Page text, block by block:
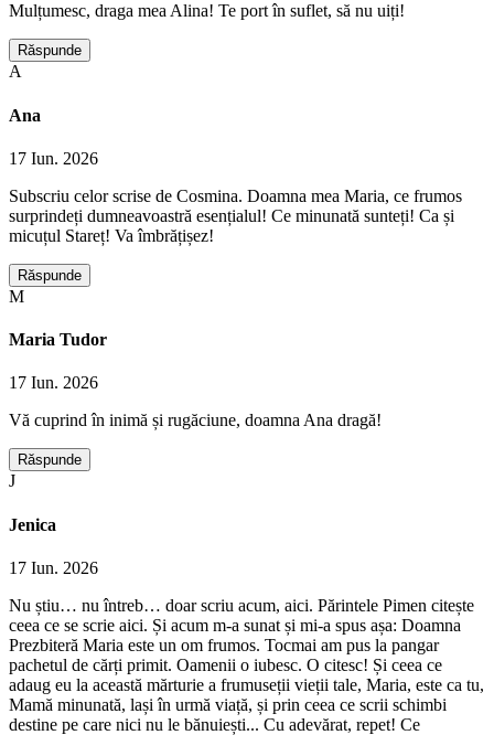
Mulțumesc, draga mea Alina! Te port în suflet, să nu uiți!
Răspunde
A
Ana
17 Iun. 2026
Subscriu celor scrise de Cosmina. Doamna mea Maria, ce frumos
surprindeți dumneavoastră esențialul! Ce minunată sunteți! Ca și
micuțul Stareț! Va îmbrățișez!
Răspunde
M
Maria Tudor
17 Iun. 2026
Vă cuprind în inimă și rugăciune, doamna Ana dragă!
Răspunde
J
Jenica
17 Iun. 2026
Nu știu… nu întreb… doar scriu acum, aici. Părintele Pimen citește
ceea ce se scrie aici. Și acum m-a sunat și mi-a spus așa: Doamna
Prezbiteră Maria este un om frumos. Tocmai am pus la pangar
pachetul de cărți primit. Oamenii o iubesc. O citesc! Și ceea ce
adaug eu la această mărturie a frumuseții vieții tale, Maria, este ca tu,
Mamă minunată, lași în urmă viață, și prin ceea ce scrii schimbi
destine pe care nici nu le bănuiești... Cu adevărat, repet! Ce